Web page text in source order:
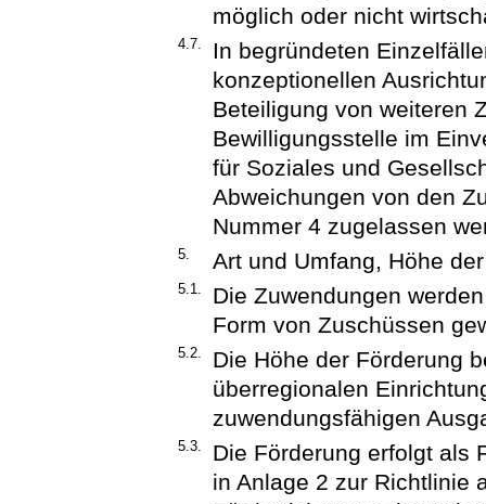
möglich oder nicht
4.7.
In begründeten
konzeptionellen
Beteiligung von weiteren
Bewilligungsstelle im
für Soziales und
Abweichungen von den
Nummer 4 zugelassen
5. Art und Umfang, Höhe
5.1.
Die Zuwendungen
Form von Zuschüssen
5.2.
Die Höhe der Förderung
überregionalen
zuwendungsfähigen
5.3.
Die Förderung erfolgt als
in Anlage 2 zur Richtlinie